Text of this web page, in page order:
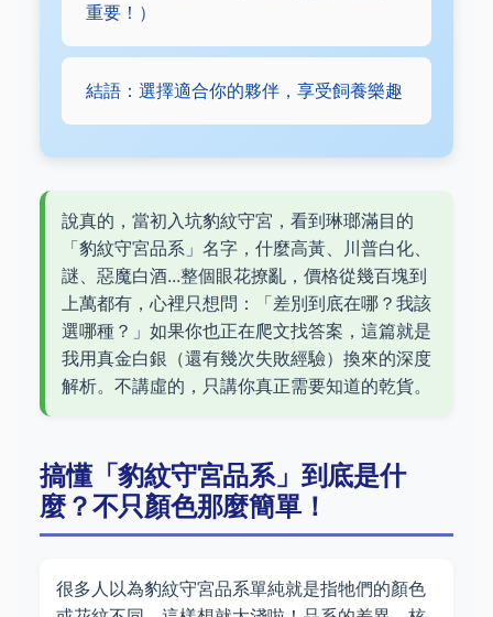
重要！）
結語：選擇適合你的夥伴，享受飼養樂趣
說真的，當初入坑豹紋守宮，看到琳瑯滿目的
「豹紋守宮品系」名字，什麼高黃、川普白化、
謎、惡魔白酒...整個眼花撩亂，價格從幾百塊到
上萬都有，心裡只想問：「差別到底在哪？我該
選哪種？」如果你也正在爬文找答案，這篇就是
我用真金白銀（還有幾次失敗經驗）換來的深度
解析。不講虛的，只講你真正需要知道的乾貨。
搞懂「豹紋守宮品系」到底是什
麼？不只顏色那麼簡單！
很多人以為豹紋守宮品系單純就是指牠們的顏色